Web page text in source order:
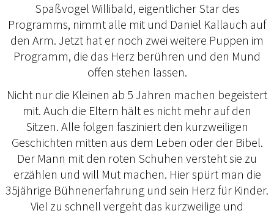
Spaßvogel Willibald, eigentlicher Star des
Programms, nimmt alle mit und Daniel Kallauch auf
den Arm. Jetzt hat er noch zwei weitere Puppen im
Programm, die das Herz berühren und den Mund
offen stehen lassen.
Nicht nur die Kleinen ab 5 Jahren machen begeistert
mit. Auch die Eltern hält es nicht mehr auf den
Sitzen. Alle folgen fasziniert den kurzweiligen
Geschichten mitten aus dem Leben oder der Bibel.
Der Mann mit den roten Schuhen versteht sie zu
erzählen und will Mut machen. Hier spürt man die
35jährige Bühnenerfahrung und sein Herz für Kinder.
Viel zu schnell vergeht das kurzweilige und